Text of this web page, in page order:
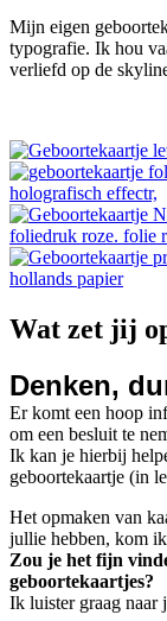
Mijn eigen
typografie. Ik hou
verliefd op de
Wat zet jij
Denken,
Er komt een hoop
om een besluit te
Ik kan je hierbij
geboortekaartje (in
Het opmaken van
jullie hebben, kom
Zou je het fijn
geboortekaartjes?
Ik luister graag naar